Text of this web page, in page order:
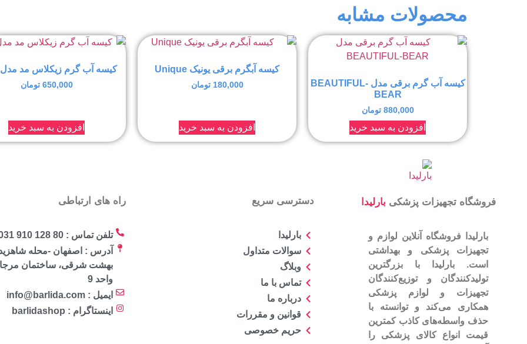
محصولات مشابه
کیسه آب گرم برقی مدل BEAUTIFUL-
BEAR
880,000 تومان
افزودن به سبد خرید
کیسه آبگرم برقی یونیک Unique
180,000 تومان
افزودن به سبد خرید
کیسه آب گرم زیکلاس مد
650,000 تومان
افزودن به سبد خرید
فروشگاه تجهیزات پزشکی بارلیدا
بارلیدا فروشگاه آنلاین لوازم و
تجهیزات پزشکی و بهداشتی
است. بارلیدا با بزرگترین
تولیدکنندگان و توزیع‌کنندگان
تجهیزات و لوازم پزشکی
همکاری می‌کند و توانسته با
حذف واسطه‌های کاذب کمترین
قیمت انواع کالای پزشکی را
دسترسی سریع
بارلیدا
سوالات متداول
وبلاگ
تماس با ما
درباره ما
قوانین و مقررات
حریم خصوصی
راه های ارتباطی
تلفن تماس : 80 128 910 031
آدرس : اصفهان -محله
واحد 9
ایمیل : info@barlida.com
اینستاگرام : barlidashop